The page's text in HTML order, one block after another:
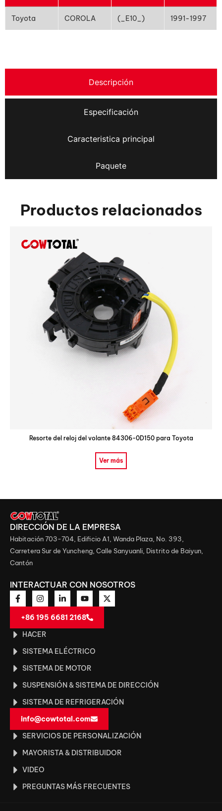
Toyota COROLA (_E10_) 1991-1997
Descripción
Especificación
Caracteristica principal
Paquete
Productos relacionados
Resorte del reloj del volante 84306-0D150 para Toyota
Ver más
DIRECCIÓN DE LA EMPRESA
Habitación 703-704, Edificio A1, Wanda Plaza, No. 393,
Carretera Sur de Yuncheng, Calle Sanyuanli, Distrito de Baiyun,
Cantón
INTERACTUAR CON NOSOTROS
+86 195 6681 2168
HACER
SISTEMA ELÉCTRICO
SISTEMA DE MOTOR
SUSPENSIÓN & SISTEMA DE DIRECCIÓN
SISTEMA DE REFRIGERACIÓN
info@cowtotal.com
SERVICIOS DE PERSONALIZACIÓN
MAYORISTA & DISTRIBUIDOR
VIDEO
PREGUNTAS MÁS FRECUENTES